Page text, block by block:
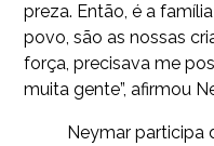
preza. Então, é a
povo, são as nossas
força, precisava me
muita gente”, afirmou
Neymar participa